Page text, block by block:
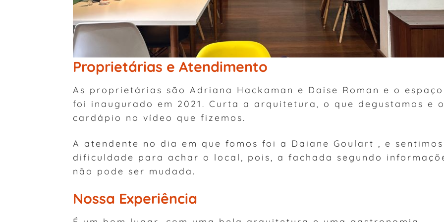
Proprietárias e Atendimento
As proprietárias são Adriana Hackaman e Daise Roman e o espaço
foi inaugurado em 2021. Curta a arquitetura, o que degustamos e
cardápio no vídeo que fizemos.
A atendente no dia em que fomos foi a Daiane Goulart , e sentimos
dificuldade para achar o local, pois, a fachada segundo
não pode ser mudada.
Nossa Experiência